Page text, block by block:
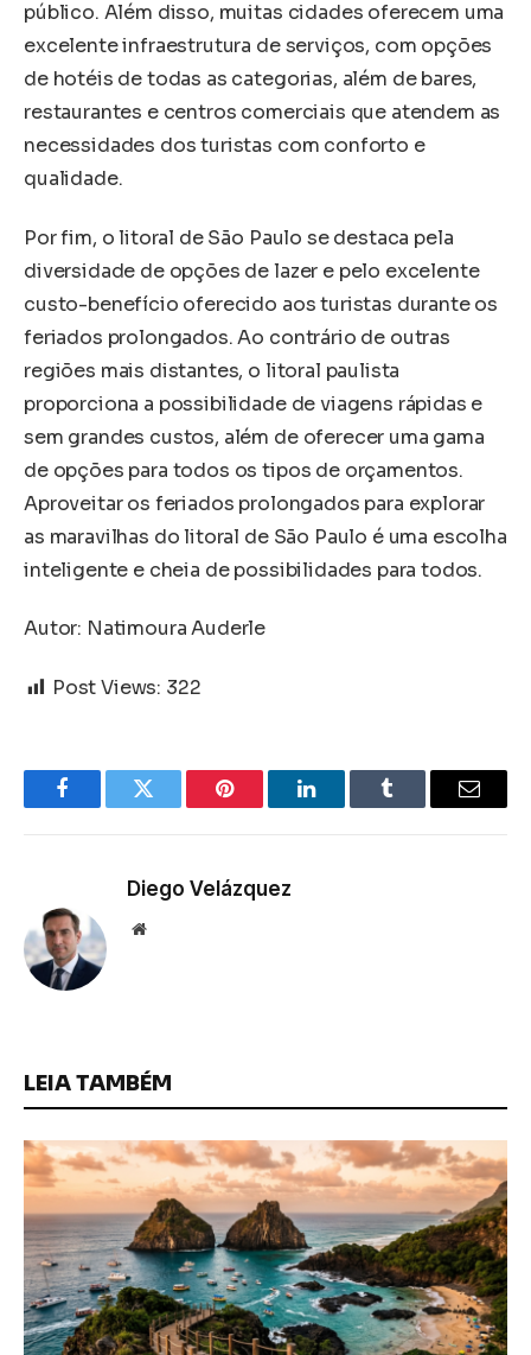
público. Além disso, muitas cidades oferecem uma
excelente infraestrutura de serviços, com opções
de hotéis de todas as categorias, além de bares,
restaurantes e centros comerciais que atendem as
necessidades dos turistas com conforto e
qualidade.
Por fim, o litoral de São Paulo se destaca pela
diversidade de opções de lazer e pelo excelente
custo-benefício oferecido aos turistas durante os
feriados prolongados. Ao contrário de outras
regiões mais distantes, o litoral paulista
proporciona a possibilidade de viagens rápidas e
sem grandes custos, além de oferecer uma gama
de opções para todos os tipos de orçamentos.
Aproveitar os feriados prolongados para explorar
as maravilhas do litoral de São Paulo é uma escolha
inteligente e cheia de possibilidades para todos.
Autor: Natimoura Auderle
Post Views: 322
FacebookTwitter Pinterest LinkedInTumblr Email
Diego Velázquez
Website
LEIA TAMBÉM